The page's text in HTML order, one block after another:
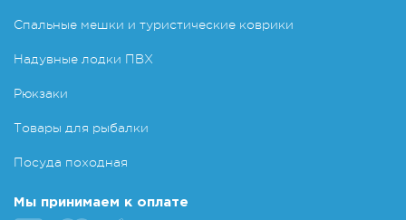
Спальные мешки и туристические коврики
Надувные лодки ПВХ
Рюкзаки
Товары для рыбалки
Посуда походная
Мы принимаем к оплате